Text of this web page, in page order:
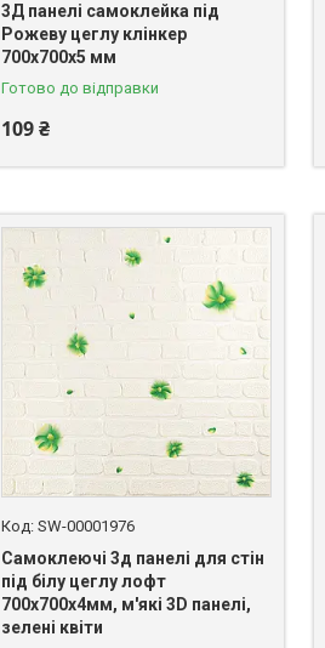
3Д панелі самоклейка під
Рожеву цеглу клінкер
700х700х5 мм
Готово до відправки
109 ₴
SW-00001976
Самоклеючі 3д панелі для стін
під білу цеглу лофт
700х700х4мм, м'які 3D панелі,
зелені квіти